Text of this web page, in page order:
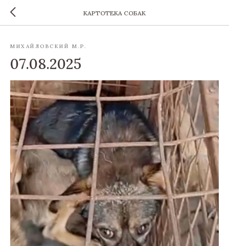
КАРТОТЕКА СОБАК
МИХАЙЛОВСКИЙ М.Р.
07.08.2025